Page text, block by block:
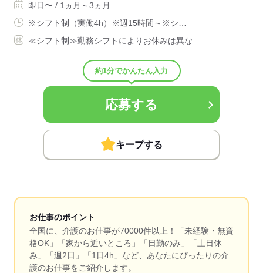
即日〜 / 1ヵ月～3ヵ月
※シフト制（実働4h）※週15時間～※シ…
≪シフト制≫勤務シフトによりお休みは異な…
約1分でかんたん入力
応募する
キープする
お仕事のポイント
全国に、介護のお仕事が70000件以上！「未経験・無資
格OK」「家から近いところ」「日勤のみ」「土日休
み」「週2日」「1日4h」など、あなたにぴったりの介
護のお仕事をご紹介します。